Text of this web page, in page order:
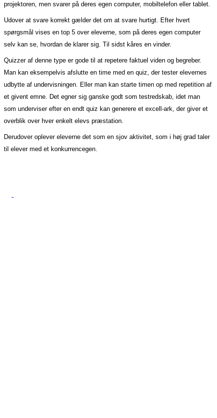
projektoren, men svarer på deres egen computer, mobiltelefon eller tablet.
Udover at svare korrekt gælder det om at svare hurtigt. Efter hvert
spørgsmål vises en top 5 over eleverne, som på deres egen computer
selv kan se, hvordan de klarer sig. Til sidst kåres en vinder.
Quizzer af denne type er gode til at repetere faktuel viden og begreber.
Man kan eksempelvis afslutte en time med en quiz, der tester elevernes
udbytte af undervisningen. Eller man kan starte timen op med repetition af
et givent emne. Det egner sig ganske godt som testredskab, idet man
som underviser efter en endt quiz kan generere et excell-ark, der giver et
overblik over hver enkelt elevs præstation.
Derudover oplever eleverne det som en sjov aktivitet, som i høj grad taler
til elever med et konkurrencegen.